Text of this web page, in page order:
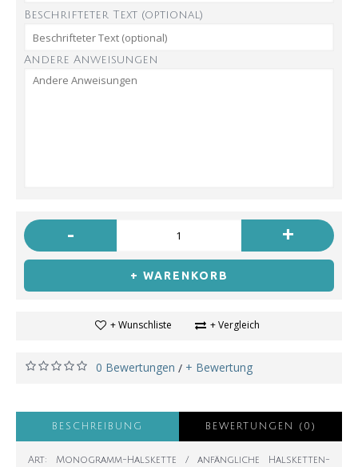
Beschrifteter Text (optional)
Andere Anweisungen
- +
+ WARENKORB
+ Wunschliste + Vergleich
0 Bewertungen / + Bewertung
BESCHREIBUNG BEWERTUNGEN (0)
Art: Monogramm-Halskette / anfängliche Halsketten-